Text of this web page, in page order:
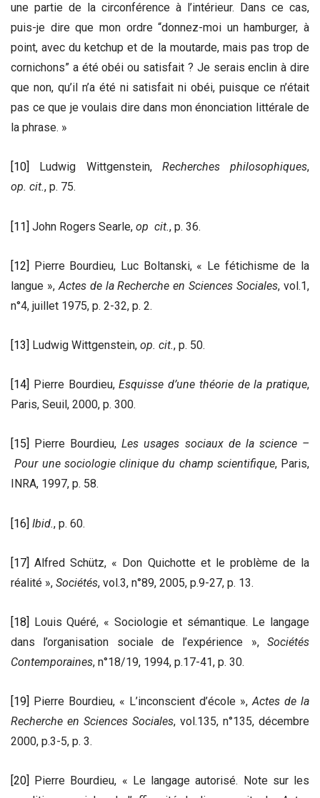
une partie de la circonférence à l’intérieur. Dans ce cas,
puis-je dire que mon ordre “donnez-moi un hamburger, à
point, avec du ketchup et de la moutarde, mais pas trop de
cornichons” a été obéi ou satisfait ? Je serais enclin à dire
que non, qu’il n’a été ni satisfait ni obéi, puisque ce n’était
pas ce que je voulais dire dans mon énonciation littérale de
la phrase. »
[10] Ludwig Wittgenstein, Recherches philosophiques,
op. cit., p. 75.
[11] John Rogers Searle, op cit., p. 36.
[12] Pierre Bourdieu, Luc Boltanski, « Le fétichisme de la
langue »,Actes de la Recherche en Sciences Sociales, vol.1,
n°4, juillet 1975, p. 2-32, p. 2.
[13] Ludwig Wittgenstein, op. cit., p. 50.
[14] Pierre Bourdieu,Esquisse d’une théorie de la pratique,
Paris, Seuil, 2000, p. 300.
[15] Pierre Bourdieu,Les usages sociaux de la science –
Pour une sociologie clinique du champ scientifique, Paris,
INRA, 1997, p. 58.
[16] Ibid., p. 60.
[17] Alfred Schütz, « Don Quichotte et le problème de la
réalité », Sociétés, vol.3, n°89, 2005, p.9-27, p. 13.
[18] Louis Quéré, « Sociologie et sémantique. Le langage
dans l’organisation sociale de l’expérience », Sociétés
Contemporaines, n°18/19, 1994, p.17-41, p. 30.
[19] Pierre Bourdieu, « L’inconscient d’école »,Actes de la
Recherche en Sciences Sociales, vol.135, n°135, décembre
2000, p.3-5, p. 3.
[20]
Pierre Bourdieu, « Le langage autorisé. Note sur les